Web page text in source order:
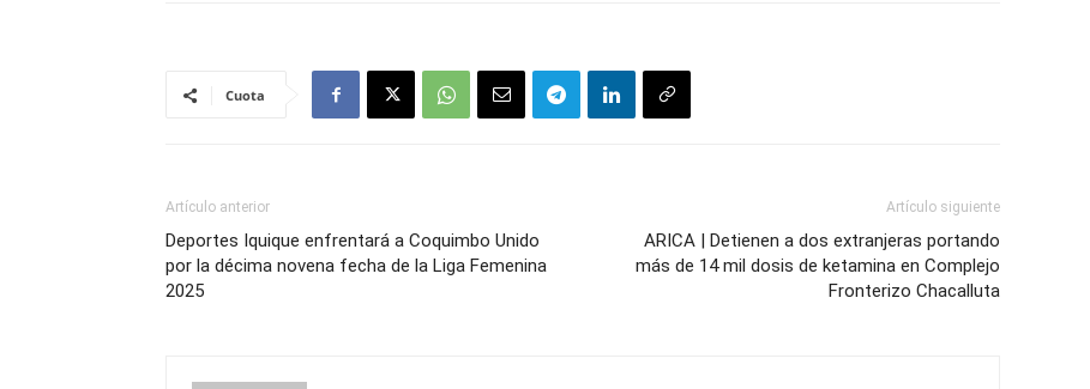
Cuota
Artículo anterior
Deportes Iquique enfrentará a Coquimbo Unido
por la décima novena fecha de la Liga Femenina
2025
Artículo siguiente
ARICA | Detienen a dos extranjeras portando
más de 14 mil dosis de ketamina en Complejo
Fronterizo Chacalluta